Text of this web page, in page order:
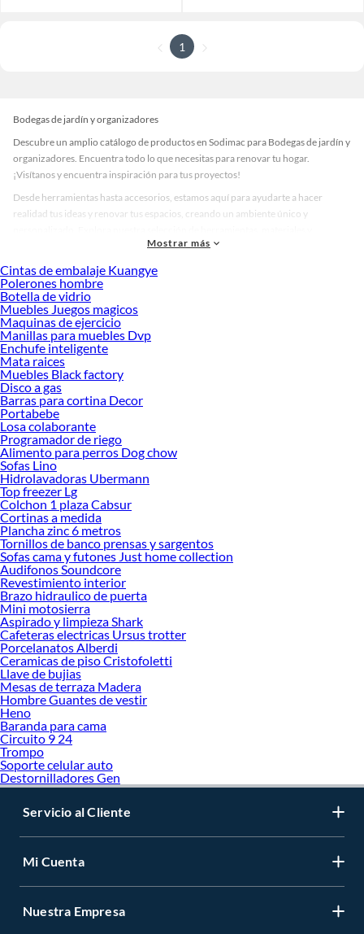
1
Bodegas de jardín y organizadores
Descubre un amplio catálogo de productos en Sodimac para Bodegas de jardín y
organizadores. Encuentra todo lo que necesitas para renovar tu hogar.
¡Visítanos y encuentra inspiración para tus proyectos!
Desde herramientas hasta accesorios, estamos aquí para ayudarte a hacer
realidad tus ideas y renovar tus espacios, creando un ambiente único y
accesorios de calidad que te ayudarán a crear un espacio más tú.
Desde remodelaciones hasta proyectos de decoración, estamos aquí para hacer
tus ideas realidad. ¡Visítanos y encuentra todo lo que tenemos para ofrecerte en
Bodegas de jardín y organizadores!
Explora la variedad de productos de Bodegas de jardín y organizadores
en Sodimac
Herramientas, materiales y accesorios de calidad para tus proyectos y
renovación de espacios. ¡Visítanos y descubre todo lo que tenemos para
ofrecerte!
Encuentra una amplia variedad de productos de Bodegas de jardín y
organizadores en Sodimac. Encuentra todo lo necesario para tus proyectos de
renovación y decoración. ¡Visítanos y haz tus ideas realidad!
Mostrar más
Cintas de embalaje Kuangye
Polerones hombre
Botella de vidrio
Muebles Juegos magicos
Maquinas de ejercicio
Manillas para muebles Dvp
Enchufe inteligente
Mata raices
Muebles Black factory
Disco a gas
Barras para cortina Decor
Portabebe
Losa colaborante
Programador de riego
Alimento para perros Dog chow
Sofas Lino
Hidrolavadoras Ubermann
Top freezer Lg
Colchon 1 plaza Cabsur
Cortinas a medida
Plancha zinc 6 metros
Tornillos de banco prensas y sargentos
Sofas cama y futones Just home collection
Audifonos Soundcore
Revestimiento interior
Brazo hidraulico de puerta
Mini motosierra
Aspirado y limpieza Shark
Cafeteras electricas Ursus trotter
Porcelanatos Alberdi
Ceramicas de piso Cristofoletti
Llave de bujias
Mesas de terraza Madera
Hombre Guantes de vestir
Heno
Baranda para cama
Circuito 9 24
Trompo
Soporte celular auto
Destornilladores Gen
Servicio al Cliente
Mi Cuenta
Nuestra Empresa